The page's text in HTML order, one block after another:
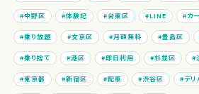
中野区 体験記 台東区 LINE カ
乗り放題 文京区 月額無料 豊島区
乗り捨て 港区 即日利用 杉並区
東京都 新宿区 配車 渋谷区 デ